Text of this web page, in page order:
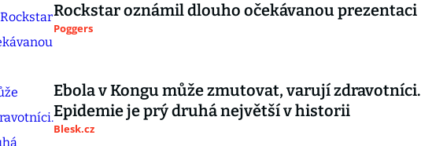
Rockstar oznámil dlouho očekávanou prezentaci
Poggers
Ebola v Kongu může zmutovat, varují zdravotníci.
Epidemie je prý druhá největší v historii
Blesk.cz